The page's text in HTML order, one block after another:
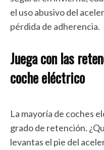
el uso abusivo del
pérdida de adherencia.
Juega con las
coche eléctrico
La mayoría de coches
grado de retención.
levantas el pie del